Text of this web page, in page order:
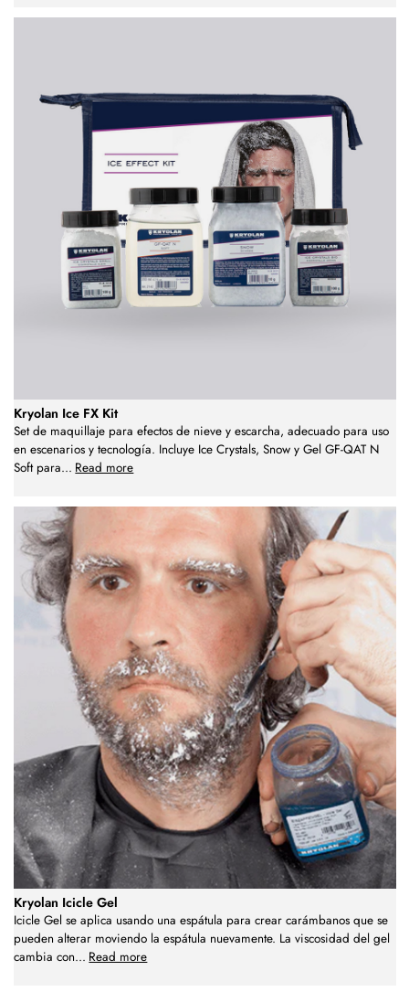
Kryolan Ice FX Kit
Set de maquillaje para efectos de nieve y escarcha, adecuado para uso
en escenarios y tecnología. Incluye Ice Crystals, Snow y Gel GF-QAT N
Soft para... Read more
Kryolan Icicle Gel
Icicle Gel se aplica usando una espátula para crear carámbanos que se
pueden alterar moviendo la espátula nuevamente. La viscosidad del gel
cambia con... Read more